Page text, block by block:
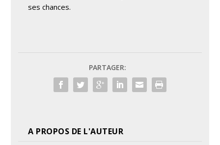
ses chances.
PARTAGER:
A PROPOS DE L'AUTEUR